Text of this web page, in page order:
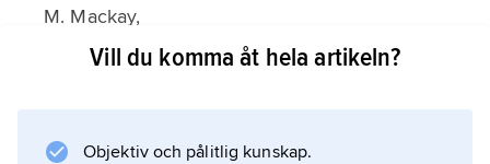
M. Mackay,
The Indomitable Servant
Vill du komma åt hela artikeln?
Objektiv och pålitlig kunskap.